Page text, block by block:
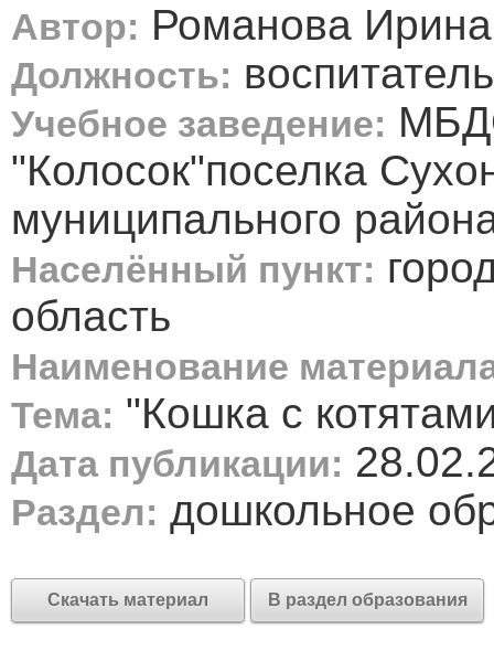
Автор: Романова
Должность: воспитатель
Учебное заведение:
"Колосок"поселка
муниципального
Населённый пункт:
область
Наименование
Тема: "Кошка с
Дата публикации:
Раздел: дошкольное
Скачать материал В раздел образования